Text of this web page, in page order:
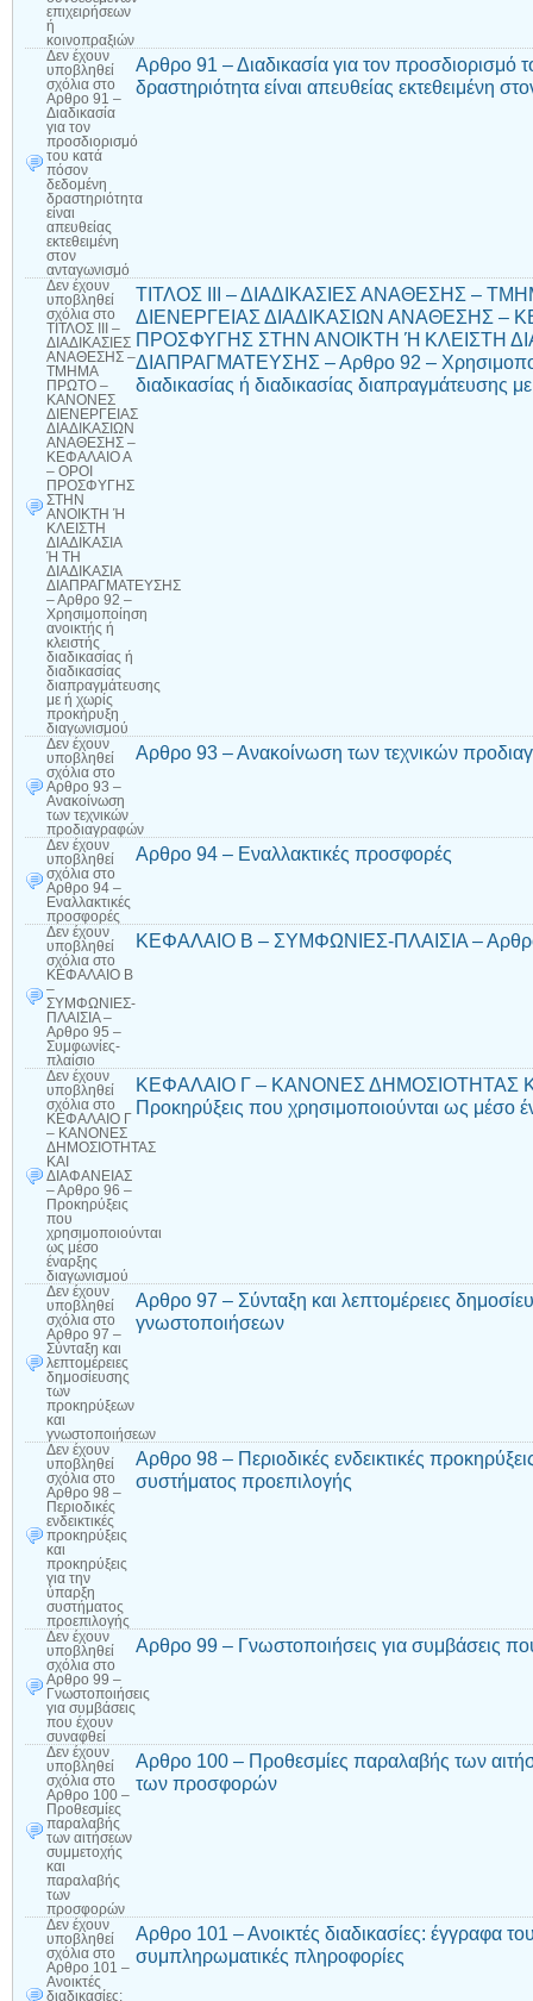
επιχειρήσεων
ή
κοινοπραξιών
Δεν έχουν
υποβληθεί
σχόλια στο
Αρθρο 91 –
Διαδικασία
για τον
προσδιορισμό
του κατά
πόσον
δεδομένη
δραστηριότητα
είναι
απευθείας
εκτεθειμένη
στον
ανταγωνισμό
Αρθρο 91 – Διαδικασία για τον προσδιορισμό
δραστηριότητα είναι απευθείας εκτεθειμένη
Δεν έχουν
υποβληθεί
σχόλια στο
ΤΙΤΛΟΣ ΙΙΙ –
ΔΙΑΔΙΚΑΣΙΕΣ
ΑΝΑΘΕΣΗΣ –
ΤΜΗΜΑ
ΠΡΩΤΟ –
ΚΑΝΟΝΕΣ
ΔΙΕΝΕΡΓΕΙΑΣ
ΔΙΑΔΙΚΑΣΙΩΝ
ΑΝΑΘΕΣΗΣ –
ΚΕΦΑΛΑΙΟ Α
– ΟΡΟΙ
ΠΡΟΣΦΥΓΗΣ
ΣΤΗΝ
ΑΝΟΙΚΤΗ Ή
ΚΛΕΙΣΤΗ
ΔΙΑΔΙΚΑΣΙΑ
Ή ΤΗ
ΔΙΑΔΙΚΑΣΙΑ
ΔΙΑΠΡΑΓΜΑΤΕΥΣΗΣ
– Αρθρο 92 –
Χρησιμοποίηση
ανοικτής ή
κλειστής
διαδικασίας ή
διαδικασίας
διαπραγμάτευσης
με ή χωρίς
προκήρυξη
διαγωνισμού
ΤΙΤΛΟΣ ΙΙΙ – ΔΙΑΔΙΚΑΣΙΕΣ ΑΝΑΘΕΣΗΣ –
ΔΙΕΝΕΡΓΕΙΑΣ ΔΙΑΔΙΚΑΣΙΩΝ ΑΝΑΘΕΣΗΣ –
ΠΡΟΣΦΥΓΗΣ ΣΤΗΝ ΑΝΟΙΚΤΗ Ή ΚΛΕΙΣΤΗ
ΔΙΑΠΡΑΓΜΑΤΕΥΣΗΣ – Αρθρο 92 –
διαδικασίας ή διαδικασίας διαπραγμάτευσης
Δεν έχουν
υποβληθεί
σχόλια στο
Αρθρο 93 –
Ανακοίνωση
των τεχνικών
προδιαγραφών
Αρθρο 93 – Ανακοίνωση των τεχνικών
Δεν έχουν
υποβληθεί
σχόλια στο
Αρθρο 94 –
Εναλλακτικές
προσφορές
Αρθρο 94 – Εναλλακτικές προσφορές
Δεν έχουν
υποβληθεί
σχόλια στο
ΚΕΦΑΛΑΙΟ Β
–
ΣΥΜΦΩΝΙΕΣ-
ΠΛΑΙΣΙΑ –
Αρθρο 95 –
Συμφωνίες-
πλαίσιο
ΚΕΦΑΛΑΙΟ Β – ΣΥΜΦΩΝΙΕΣ-ΠΛΑΙΣΙΑ – Αρθρο
Δεν έχουν
υποβληθεί
σχόλια στο
ΚΕΦΑΛΑΙΟ Γ
– ΚΑΝΟΝΕΣ
ΔΗΜΟΣΙΟΤΗΤΑΣ
ΚΑΙ
ΔΙΑΦΑΝΕΙΑΣ
– Αρθρο 96 –
Προκηρύξεις
που
χρησιμοποιούνται
ως μέσο
έναρξης
διαγωνισμού
ΚΕΦΑΛΑΙΟ Γ – ΚΑΝΟΝΕΣ ΔΗΜΟΣΙΟΤΗΤΑΣ
Προκηρύξεις που χρησιμοποιούνται ως μέσο
Δεν έχουν
υποβληθεί
σχόλια στο
Αρθρο 97 –
Σύνταξη και
λεπτομέρειες
δημοσίευσης
των
προκηρύξεων
και
γνωστοποιήσεων
Αρθρο 97 – Σύνταξη και λεπτομέρειες
γνωστοποιήσεων
Δεν έχουν
υποβληθεί
σχόλια στο
Αρθρο 98 –
Περιοδικές
ενδεικτικές
προκηρύξεις
και
προκηρύξεις
για την
ύπαρξη
συστήματος
προεπιλογής
Αρθρο 98 – Περιοδικές ενδεικτικές
συστήματος προεπιλογής
Δεν έχουν
υποβληθεί
σχόλια στο
Αρθρο 99 –
Γνωστοποιήσεις
για συμβάσεις
που έχουν
συναφθεί
Αρθρο 99 – Γνωστοποιήσεις για συμβάσεις
Δεν έχουν
υποβληθεί
σχόλια στο
Αρθρο 100 –
Προθεσμίες
παραλαβής
των αιτήσεων
συμμετοχής
και
παραλαβής
των
προσφορών
Αρθρο 100 – Προθεσμίες παραλαβής των
των προσφορών
Δεν έχουν
υποβληθεί
σχόλια στο
Αρθρο 101 –
Ανοικτές
διαδικασίες:
Αρθρο 101 – Ανοικτές διαδικασίες: έγγραφα
συμπληρωματικές πληροφορίες